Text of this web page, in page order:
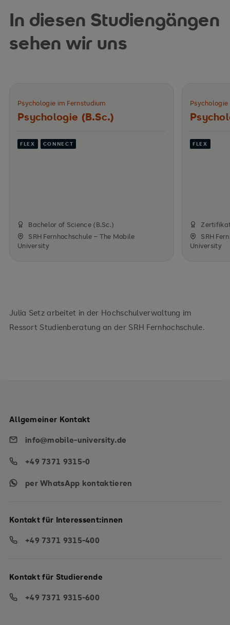
In diesen Studiengängen
sehen wir uns
Psychologie im Fernstudium
Psychologie (B.Sc.)
FLEX CONNECT
Bachelor of Science (B.Sc.)
SRH Fernhochschule – The Mobile
University
Psychologie
FLEX
SRH
University
Julia Setz arbeitet in der Hochschulverwaltung im
Ressort Studienberatung an der SRH Fernhochschule.
Allgemeiner Kontakt
info@mobile-university.de
+49 7371 9315-0
per WhatsApp kontaktieren
Kontakt für Interessent:innen
+49 7371 9315-400
Kontakt für Studierende
+49 7371 9315-600